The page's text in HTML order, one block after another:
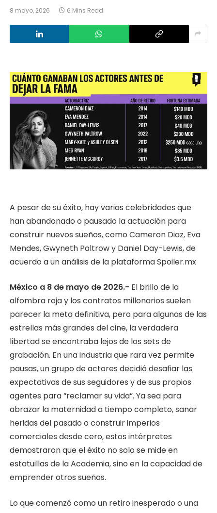
8 mayo, 2026 6 Mins Read
A pesar de su éxito, hay varias celebridades que
han abandonado o pausado la actuación para
construir nuevos sueños, como Cameron Diaz, Eva
Mendes, Gwyneth Paltrow y Daniel Day-Lewis, de
acuerdo a un análisis de la plataforma Spoiler.mx
México a 8 de mayo de 2026.- El brillo de la
alfombra roja y los contratos millonarios suelen
parecer la meta definitiva, pero para algunas de las
estrellas más grandes del cine, la verdadera
libertad se encontraba lejos de los sets de
grabación. En una industria que rara vez permite
pausas, un grupo de actores decidió desafiar las
expectativas de sus seguidores y de sus propios
agentes para “reclamar su vida”. Ya sea para
abrazar la maternidad a tiempo completo, sanar
heridas del pasado o construir imperios
comerciales desde cero, estos intérpretes
demostraron que el éxito no solo se mide en
estatuillas de la Academia, sino en la capacidad de
emprender otros sueños.
Lo que comenzó como un retiro inesperado o una